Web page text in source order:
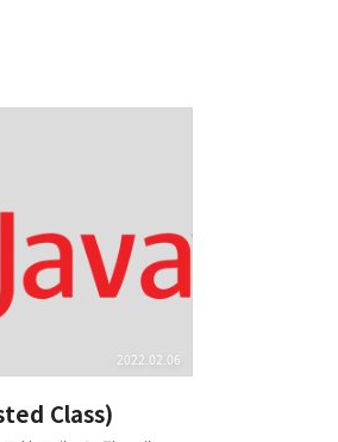
레드에서 살펴봤던
있습니다.
interface Runnable {
@FunctionalInterface
이스를 나타내는
Class)
2022.02.06